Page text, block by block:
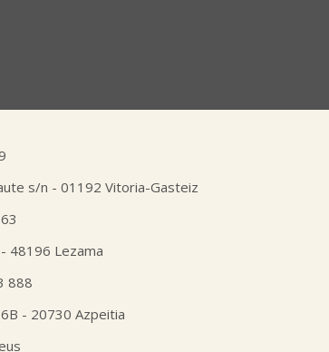
portabilidad de sus datos
Nº 23, 48196 LEZAMA-
s/n - 01192 Vitoria-Gasteiz
48196 Lezama
888
- 20730 Azpeitia